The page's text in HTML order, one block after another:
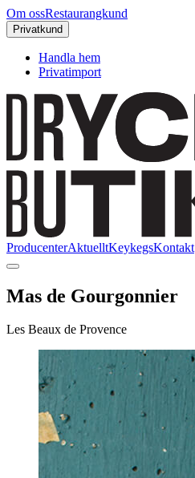
Om ossRestaurangkund
Privatkund
Handla hem
Privatimport
ProducenterAktuelltKeykegsKontakt
Mas de Gourgonnier
Les Beaux de Provence